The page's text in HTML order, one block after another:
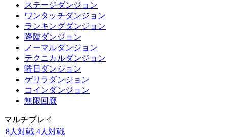
ステージダンジョン
ワンタッチダンジョン
ランキングダンジョン
降臨ダンジョン
ノーマルダンジョン
テクニカルダンジョン
曜日ダンジョン
ゲリラダンジョン
コインダンジョン
無限回廊
マルチプレイ
8人対戦 4人対戦